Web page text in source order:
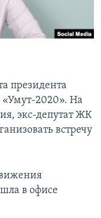
президента
«Умут-2020». На
экс-депутат ЖК
встречу
в офисе